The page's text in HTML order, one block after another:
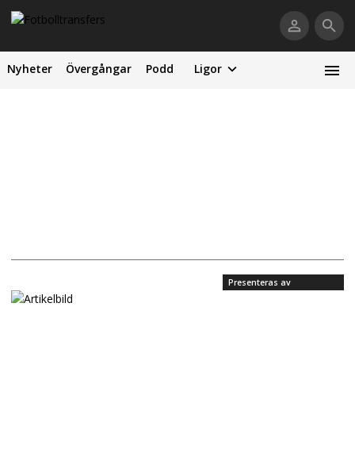
Nyheter Övergångar Podd Ligor
Presenteras av